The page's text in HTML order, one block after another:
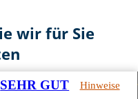
wir für Sie
SEHR GUT Hinweise